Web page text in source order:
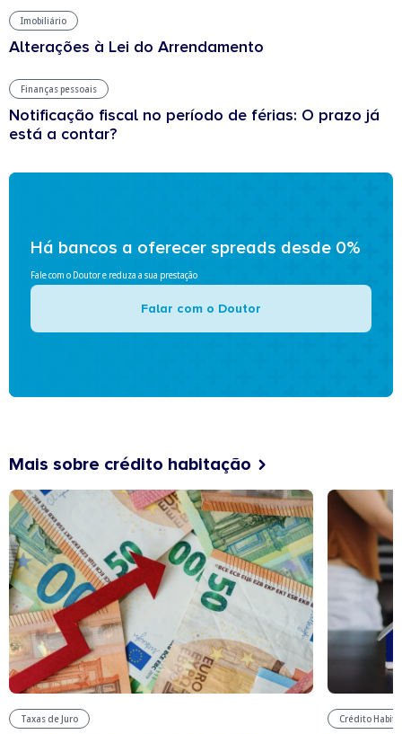
Imobiliário
Alterações à Lei do Arrendamento
Finanças pessoais
Notificação fiscal no período de férias: O prazo já
está a contar?
Há bancos a oferecer spreads desde 0%
Fale com o Doutor e reduza a sua prestação
Falar com o Doutor
Mais sobre crédito habitação
Taxas de Juro Crédito